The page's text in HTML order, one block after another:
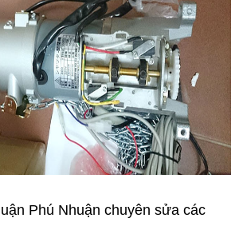
Phú Nhuận chuyên sửa các